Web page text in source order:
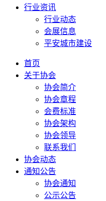
行业资讯
行业动态
会展信息
平安城市建设
首页
关于协会
协会简介
协会章程
会费标准
协会架构
协会领导
联系我们
协会动态
通知公告
协会通知
公示公告